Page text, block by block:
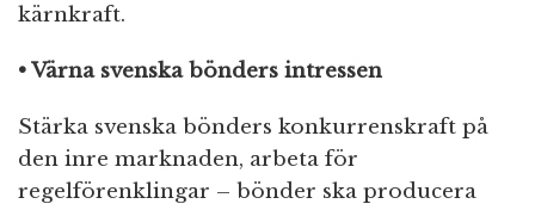
kärnkraft.
• Värna svenska bönders intressen
Stärka svenska bönders konkurrenskraft på
den inre marknaden, arbeta för
regelförenklingar – bönder ska producera